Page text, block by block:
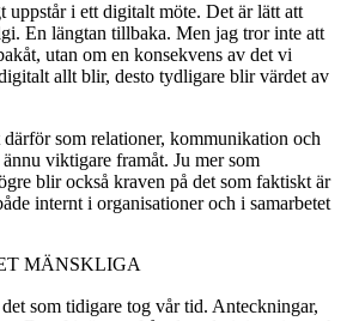
uppstår i ett digitalt möte. Det är lätt att
En längtan tillbaka. Men jag tror inte att
utan om en konsekvens av det vi
allt blir, desto tydligare blir värdet av
som relationer, kommunikation och
viktigare framåt. Ju mer som
blir också kraven på det som faktiskt är
internt i organisationer och i samarbetet
MÄNSKLIGA
som tidigare tog vår tid. Anteckningar,